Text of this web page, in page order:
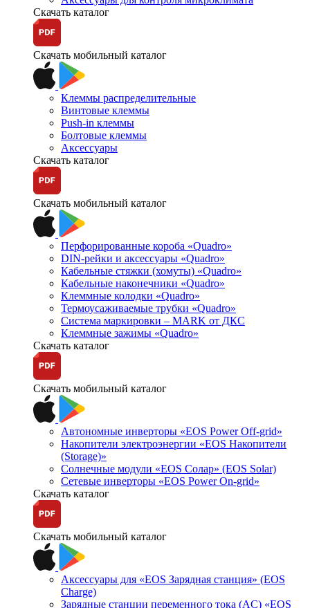
Скачать каталог
Скачать мобильный каталог
Клеммы распределительные
Винтовые клеммы
Push-in клеммы
Болтовые клеммы
Аксессуары
Скачать каталог
Скачать мобильный каталог
Перфорированные короба «Quadro»
DIN-рейки и аксессуары «Quadro»
Кабельные стяжки (хомуты) «Quadro»
Кабельные наконечники «Quadro»
Клеммные колодки «Quadro»
Термоусаживаемые трубки «Quadro»
Система маркировки – MARK от ДКС
Клеммные зажимы «Quadro»
Скачать каталог
Скачать мобильный каталог
Автономные инверторы «EOS Power Off-grid»
Накопители электроэнергии «EOS Накопители
(Storage)»
Солнечные модули «EOS Солар» (EOS Solar)
Сетевые инверторы «EOS Power On-grid»
Скачать каталог
Скачать мобильный каталог
Аксессуары для «EOS Зарядная станция» (EOS
Charge)
Зарядные станции переменного тока (AC) «EOS